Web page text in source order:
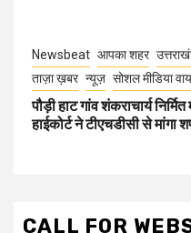
Newsbeat आपका शहर
ताज़ा ख़बर न्यूज़ सोशल मीडिया
पौड़ी हाट गांव शंकराचार्य
हाईकोर्ट ने टीएचडीसी से मांगा
CALL FOR